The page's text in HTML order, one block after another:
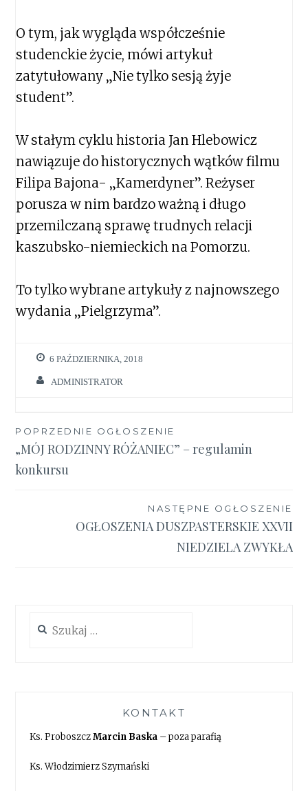
O tym, jak wygląda współcześnie
studenckie życie, mówi artykuł
zatytułowany „Nie tylko sesją żyje
student”.
W stałym cyklu historia Jan Hlebowicz
nawiązuje do historycznych wątków filmu
Filipa Bajona- „Kamerdyner”. Reżyser
porusza w nim bardzo ważną i długo
przemilczaną sprawę trudnych relacji
kaszubsko-niemieckich na Pomorzu.
To tylko wybrane artykuły z najnowszego
wydania „Pielgrzyma”.
6 PAŹDZIERNIKA, 2018
ADMINISTRATOR
Nawigacja
wpisu
POPRZEDNIE OGŁOSZENIE
„MÓJ RODZINNY RÓŻANIEC” – regulamin
konkursu
NASTĘPNE OGŁOSZENIE
OGŁOSZENIA DUSZPASTERSKIE XXVII
NIEDZIELA ZWYKŁA
KONTAKT
Ks. ProboszczMarcin Baska – poza parafią
Ks. Włodzimierz Szymański